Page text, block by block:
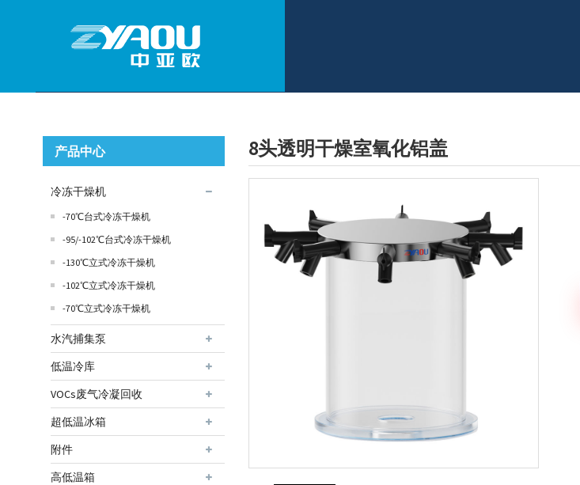
产品中心
冷冻干燥机
-70℃台式冷冻干燥机
-95/-102℃台式冷冻干燥机
-130℃立式冷冻干燥机
-102℃立式冷冻干燥机
-70℃立式冷冻干燥机
水汽捕集泵
低温冷库
VOCs废气冷凝回收
超低温冰箱
附件
高低温箱
8头透明干燥室氧化铝盖